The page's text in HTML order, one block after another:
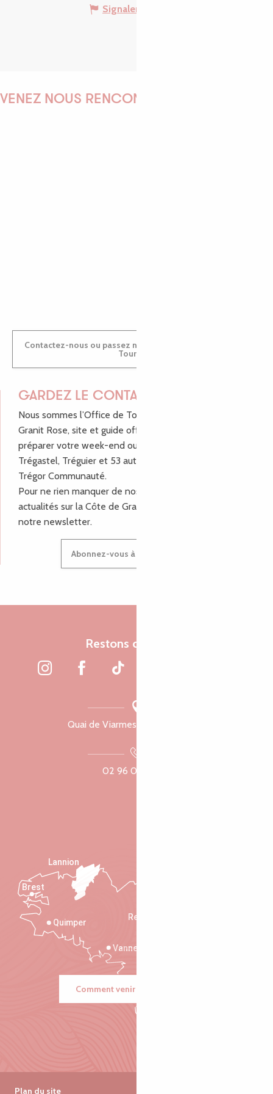
Signaler une erreur
VENEZ NOUS RENCONTRER !
Contactez-nous ou passez nous voir dans nos Offices de
Tourisme
GARDEZ LE CONTACT !
Nous sommes l’Office de Tourisme Bretagne - Côte de
Granit Rose, site et guide officiel pour vous aider à
préparer votre week-end ou vos vacances à Lannion,
Trégastel, Tréguier et 53 autres communes de Lannion-
Trégor Communauté.
Pour ne rien manquer de nos bons plans et nos
actualités sur la Côte de Granit Rose, inscrivez-vous à
notre newsletter.
Abonnez-vous à notre newsletter
Restons connectés
Quai de Viarmes, 22300 Lannion
02 96 05 60 70
Rennes
Vannes
Quimper
Lannion
Brest
Comment venir ?
Plan du site